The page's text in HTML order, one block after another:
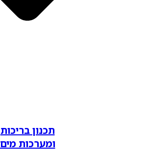
תכנון בריכות
ומערכות מים